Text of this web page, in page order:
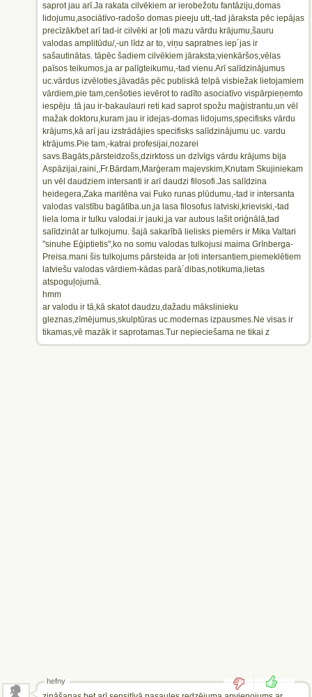
saprot jau arī.Ja rakata cilvēkiem ar ierobežotu fantāziju,domas
lidojumu,asociātīvo-radošo domas pieeju utt,-tad jāraksta pēc iepājas
precīzāk/bet arī tad-ir cilvēki ar ļoti mazu vārdu krājumu,šauru
valodas amplitūdu/,-un līdz ar to, viņu sapratnes iep´jas ir
sašautinātas. tāpēc šadiem cilvēkiem jāraksta;vienkāršos,vēlas
paīsos teikumos,ja ar palīgteikumu,-tad vienu.Arī salīdzinājumus
uc.vārdus izvēloties,jāvadās pēc publiskā telpā visbiežak lietojamiem
vārdiem,pie tam,cenšoties ievērot to radīto asociatīvo vispārpieņemto
iespēju .tā jau ir-bakaulauri reti kad saprot spožu maģistrantu,un vēl
mažak doktoru,kuram jau ir idejas-domas lidojums,specifisks vārdu
krājums,kā arī jau izstrādājies specifisks salīdzinājumu uc. vardu
ktrājums.Pie tam,-katrai profesijai,nozarei
savs.Bagāts,pārsteidzošs,dzirktoss un dzīvīgs vārdu krājums bija
Aspāzijai,raini,,Fr.Bārdam,Marģeram majevskim,Knutam Skujiniekam
un vēl daudziem intersanti ir arī daudzi filosofi.Jas salīdzina
heidegera,Zaka maritēna vai Fuko runas plūdumu,-tad ir intersanta
valodas valstību bagātība.un,ja lasa filosofus latviski,krieviski,-tad
liela loma ir tulku valodai.ir jauki,ja var autous lašit oriģnālā,tad
salīdzināt ar tulkojumu. šajā sakarībā lielisks piemērs ir Mika Valtari
"sinuhe Eģiptietis",ko no somu valodas tulkojusi maima Grīnberga-
Preisa.mani šis tulkojums pārsteida ar ļoti intersantiem,piemeklētiem
latviešu valodas vārdiem-kādas parā´dibas,notikuma,lietas
atspoguļojumā.
hmm
ar valodu ir tā,kā skatot daudzu,dažadu mākslinieku
gleznas,zīmējumus,skulptūras uc.modernas izpausmes.Ne visas ir
tikamas,vē mazāk ir saprotamas.Tur nepieciešama ne tikai z
hefny